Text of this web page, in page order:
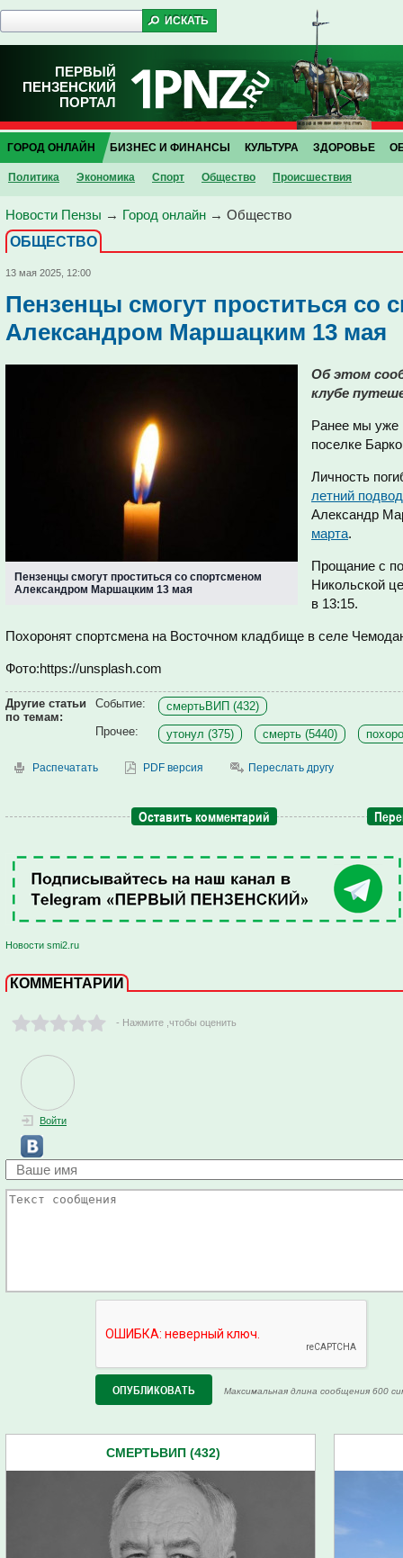
ПЕРВЫЙ
ПЕНЗЕНСКИЙ
ПОРТАЛ
ГОРОД ОНЛАЙН
Политика Экономика Спорт Общество Проиcшествия
БИЗНЕС И ФИНАНСЫ КУЛЬТУРА ЗДОРОВЬЕ
Новости Пензы → Город онлайн → Общество
ОБЩЕСТВО
13 мая 2025, 12:00
Пензенцы смогут проститься со
Александром Маршацким 13 мая
Пензенцы смогут проститься со спортсменом
Александром Маршацким 13 мая
Об этом
клубе
Ранее мы уже
поселке
Личность
летний
Александр
марта.
Прощание с
Никольской
в 13:15.
Похоронят спортсмена на Восточном кладбище в селе
Фото:https://unsplash.com
Другие статьи
по темам:
Событие:
смертьВИП (432)
Прочее:
утонул (375) смерть (5440)
Распечатать PDF версия Переслать другу
Оставить комментарий
Новости smi2.ru
КОММЕНТАРИИ
- Нажмите ,чтобы оценить
Войти
Максимальная длина сообщения 600
СМЕРТЬВИП (432)